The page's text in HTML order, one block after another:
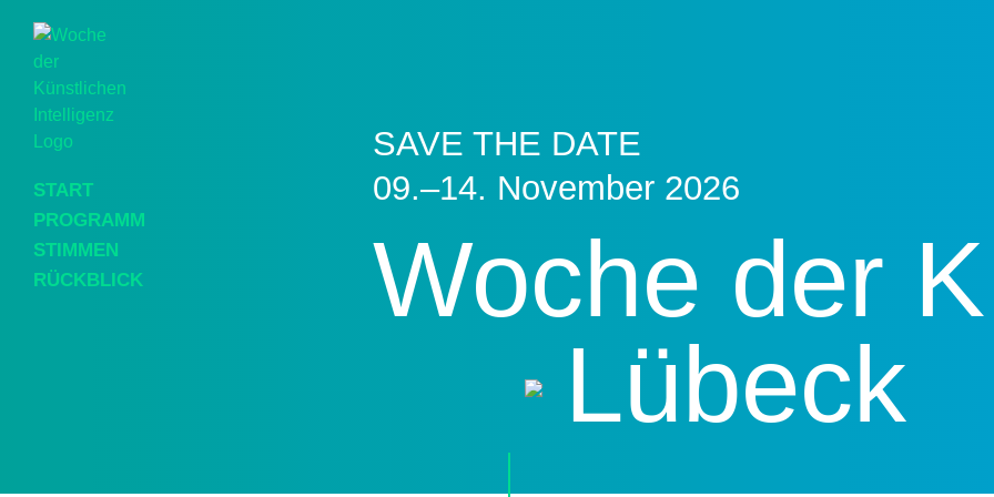
START
PROGRAMM
STIMMEN
RÜCKBLICK
SAVE THE DATE
09.–14. November 2026
Woche der
Lübeck